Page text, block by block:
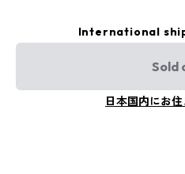
International
Sold
日本国内にお